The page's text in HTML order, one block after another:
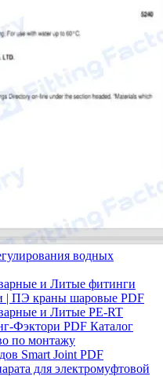
водных
и Литые фитинги
| ПЭ краны шаровые PDF
и Литые PE-RT
Фэктори PDF Каталог
по монтажу
Smart Joint PDF
для электромуфтовой